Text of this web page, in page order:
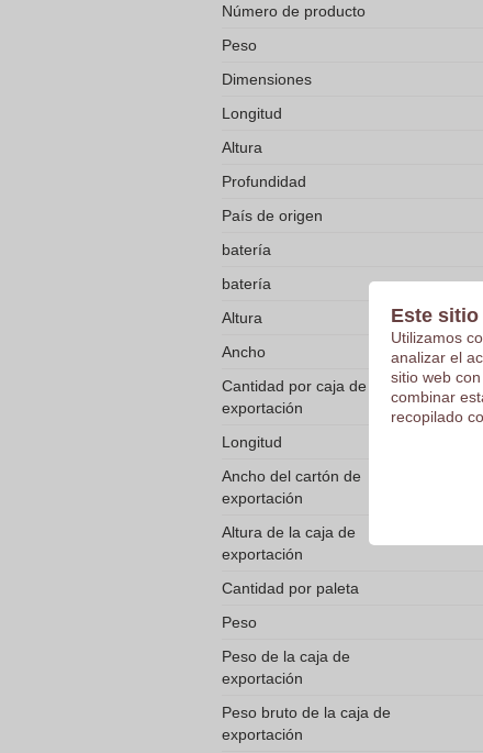
Número de producto
Peso
Dimensiones
Longitud
Altura
Profundidad
País de origen
batería
batería
Altura
Ancho
Cantidad por caja de
exportación
Longitud
Ancho del cartón de
exportación
Altura de la caja de
exportación
Cantidad por paleta
Peso
Peso de la caja de
exportación
Peso bruto de la caja de
exportación
Este
Utilizamos
analizar el
sitio web
combinar
recopilado